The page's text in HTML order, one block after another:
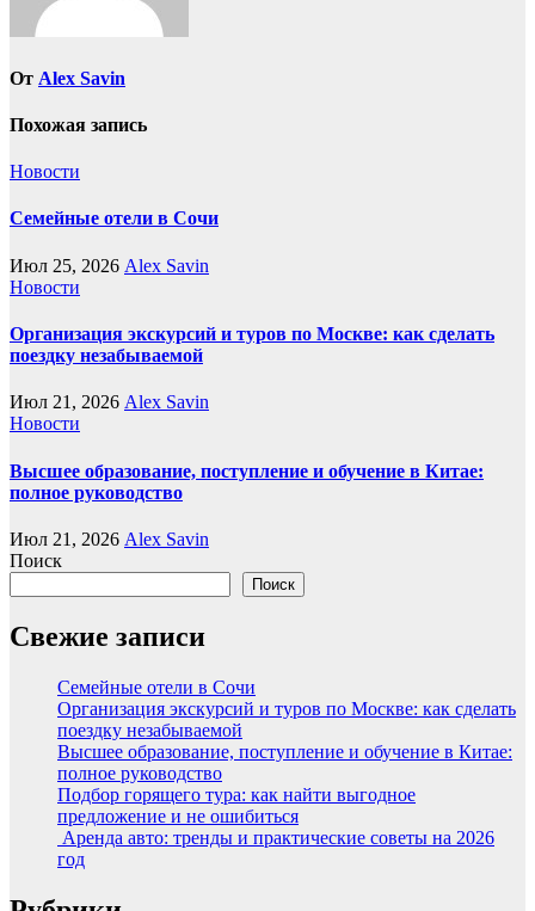
От Alex Savin
Похожая запись
Новости
Семейные отели в Сочи
Июл 25, 2026 Alex Savin
Новости
Организация экскурсий и туров по Москве: как сделать
поездку незабываемой
Июл 21, 2026 Alex Savin
Новости
Высшее образование, поступление и обучение в Китае:
полное руководство
Июл 21, 2026 Alex Savin
Поиск
Поиск
Свежие записи
Семейные отели в Сочи
Организация экскурсий и туров по Москве: как сделать
поездку незабываемой
Высшее образование, поступление и обучение в Китае:
полное руководство
Подбор горящего тура: как найти выгодное
предложение и не ошибиться
Аренда авто: тренды и практические советы на 2026
год